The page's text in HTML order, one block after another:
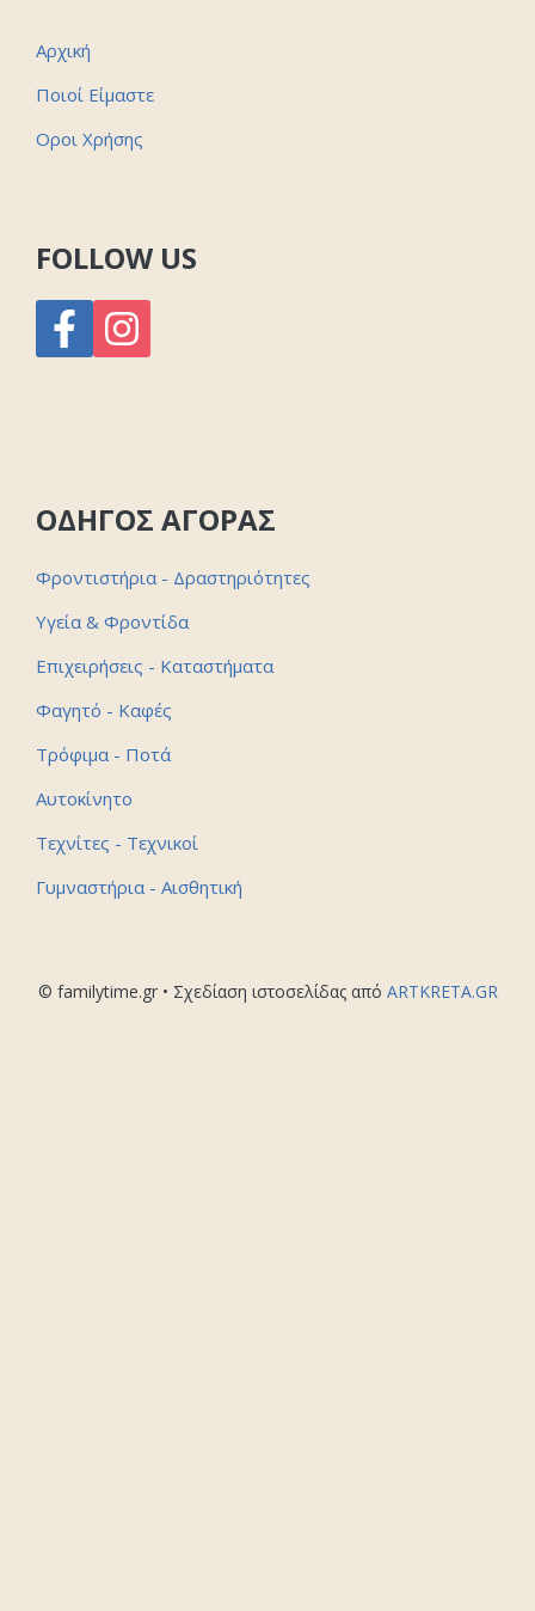
Αρχική
Ποιοί Είμαστε
Οροι Χρήσης
FOLLOW US
ΟΔΗΓΟΣ ΑΓΟΡΑΣ
Φροντιστήρια - Δραστηριότητες
Υγεία & Φροντίδα
Επιχειρήσεις - Καταστήματα
Φαγητό - Καφές
Τρόφιμα - Ποτά
Αυτοκίνητο
Τεχνίτες - Τεχνικοί
Γυμναστήρια - Αισθητική
© familytime.gr • Σχεδίαση ιστοσελίδας από ARTKRETA.GR